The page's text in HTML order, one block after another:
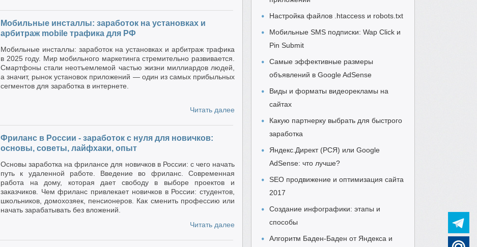
Мобильные инсталлы: заработок на установках и
арбитраж mobile трафика для РФ
Мобильные инсталлы: заработок на установках и арбитраж трафика
в 2025 году. Мир мобильного маркетинга стремительно развивается.
Смартфоны стали неотъемлемой частью жизни миллиардов людей,
а значит, рынок установок приложений — один из самых прибыльных
сегментов для заработка в интернете.
Читать далее
Фриланс в России - заработок с нуля для новичков:
основы, советы, лайфхаки, опыт
Основы заработка на фрилансе для новичков в России: с чего начать
путь к удаленной работе. Введение во фриланс. Современная
работа на дому, которая дает свободу в выборе проектов и
заказчиков. Чем фриланс привлекает новичков в России: студентов,
школьников, домохозяек, пенсионеров. Как сменить профессию или
начать зарабатывать без вложений.
Читать далее
Настройка файлов .htaccess и robots.txt
Мобильные SMS подписки: Wap Click и
Pin Submit
Самые эффективные размеры
объявлений в Google AdSense
Виды и форматы видеорекламы на
сайтах
Какую партнерку выбрать для быстрого
заработка
Яндекс.Директ (РСЯ) или Google
AdSense: что лучше?
SEO продвижение и оптимизация сайта
2017
Создание инфографики: этапы и
способы
Алгоритм Баден-Баден от Яндекса и